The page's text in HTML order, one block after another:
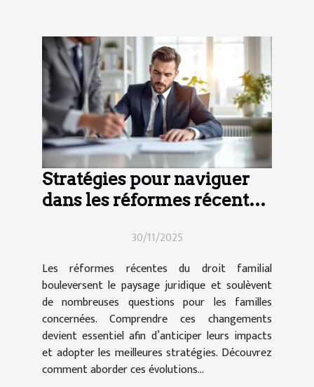
Stratégies pour naviguer
dans les réformes récentes
30/11/2025
Les réformes récentes du droit familial
bouleversent le paysage juridique et soulèvent
de nombreuses questions pour les familles
concernées. Comprendre ces changements
devient essentiel afin d’anticiper leurs impacts
et adopter les meilleures stratégies. Découvrez
comment aborder ces évolutions...